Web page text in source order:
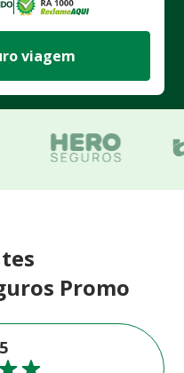
viagem
Promo